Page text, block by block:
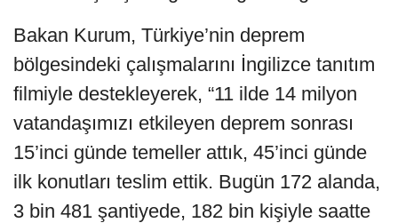
Bakan Kurum, Türkiye’nin deprem
bölgesindeki çalışmalarını İngilizce tanıtım
filmiyle destekleyerek, “11 ilde 14 milyon
vatandaşımızı etkileyen deprem sonrası
15’inci günde temeller attık, 45’inci günde
ilk konutları teslim ettik. Bugün 172 alanda,
3 bin 481 şantiyede, 182 bin kişiyle saatte